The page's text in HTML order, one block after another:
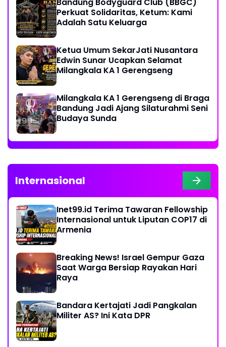
Perkuat Solidaritas, Ketum: Kami
Adalah Satu Keluarga
Ketua Umum SekarJati Nusantara
Edwin Sunar Ucapkan Selamat
Milangkala KA 1 Gerengseng
Milangkala KA 1 Gerengseng di Braga
Bandung Jadi Ajang Silaturahmi Seni
Budaya Sunda
Internasional
Inet99.id Terima Tawaran Fellowship
Internasional untuk Liputan COP17 di
Armenia
Breaking News! Israel Gempur Gaza
Saat Warga Bersiap Rayakan Hari
Raya
Bandara Kertajati Jadi Pangkalan
Militer AS? Ini Kata DPR